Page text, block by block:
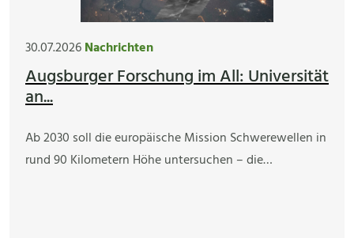
30.07.2026Nachrichten
Augsburger Forschung im All: Universität
an...
Ab 2030 soll die europäische Mission Schwerewellen in
rund 90 Kilometern Höhe untersuchen – die…